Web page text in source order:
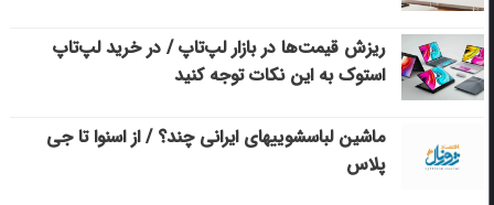
ریزش قیمت‌ها در بازار لپ‌تاپ / در خرید لپ‌تاپ
استوک به این نکات توجه کنید
ماشین لباسشویی‎های ایرانی چند؟ / از اسنوا تا جی
پلاس